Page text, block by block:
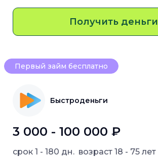
Получить деньги
Первый займ бесплатно
Быстроденьги
3 000 - 100 000 ₽
срок 1 - 180 дн. возраст 18 - 75 лет